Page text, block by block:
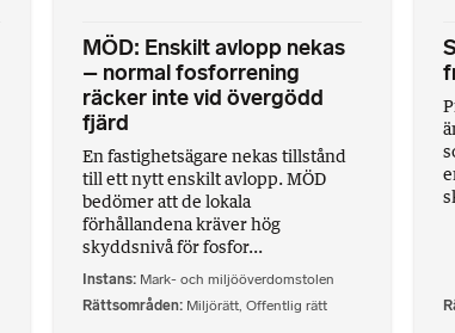
MÖD: Enskilt avlopp nekas
– normal fosforrening
räcker inte vid övergödd
fjärd
En fastighetsägare nekas tillstånd
till ett nytt enskilt avlopp. MÖD
bedömer att de lokala
förhållandena kräver hög
skyddsnivå för fosfor...
Instans Mark- och miljööverdomstolen
Rättsområden Miljörätt, Offentlig rätt